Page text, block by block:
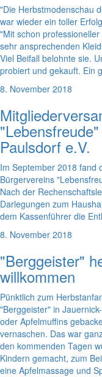
"Die Herbstmodenschau
war wieder ein toller
"Mit schon
sehr ansprechenden
Viel Beifall belohnte sie.
probiert und gekauft. Ein
8. November 2018
Paulsdorf e.V.
Im September 2018 fand
Bürgervereins
Nach der
Darlegungen zum
dem Kassenführer die
8. November 2018
"Berggeister"
willkommen
Pünktlich zum
"Berggeister" in
oder Apfelmuffins
vernaschen. Das war
den kommenden Tagen
Kindern gemacht, zum
eine Apfelmassage und